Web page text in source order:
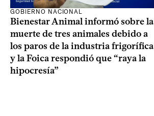
GOBIERNO NACIONAL
Bienestar Animal informó sobre la
muerte de tres animales debido a
los paros de la industria frigorífica
y la Foica respondió que “raya la
hipocresía”